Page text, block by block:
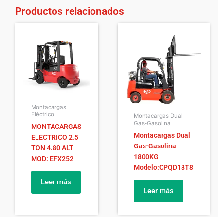
Productos relacionados
Montacargas
Eléctrico
MONTACARGAS
ELECTRICO 2.5
TON 4.80 ALT
MOD: EFX252
Leer más
Montacargas Dual
Gas-Gasolina
Montacargas Dual
Gas-Gasolina
1800KG
Modelo:CPQD18T8
Leer más